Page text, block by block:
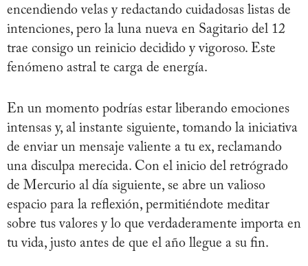
encendiendo velas y redactando cuidadosas listas de
intenciones, pero la luna nueva en Sagitario del 12
trae consigo un reinicio decidido y vigoroso. Este
fenómeno astral te carga de energía.
En un momento podrías estar liberando emociones
intensas y, al instante siguiente, tomando la iniciativa
de enviar un mensaje valiente a tu ex, reclamando
una disculpa merecida. Con el inicio del retrógrado
de Mercurio al día siguiente, se abre un valioso
espacio para la reflexión, permitiéndote meditar
sobre tus valores y lo que verdaderamente importa en
tu vida, justo antes de que el año llegue a su fin.